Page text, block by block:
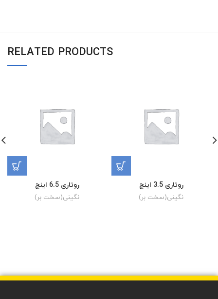
RELATED PRODUCTS
روتاری 6.5 اینچ
نگینی(سخت بر)
روتاری 3.5 اینچ
نگینی(سخت بر)